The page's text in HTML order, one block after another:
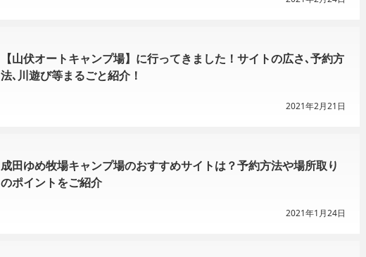
【山伏オートキャンプ場】に行ってきました！サイトの広さ､予約方
法､川遊び等まるごと紹介！
2021年2月21日
成田ゆめ牧場キャンプ場のおすすめサイトは？予約方法や場所取り
のポイントをご紹介
2021年1月24日